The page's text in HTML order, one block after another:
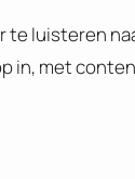
te luisteren
in, met